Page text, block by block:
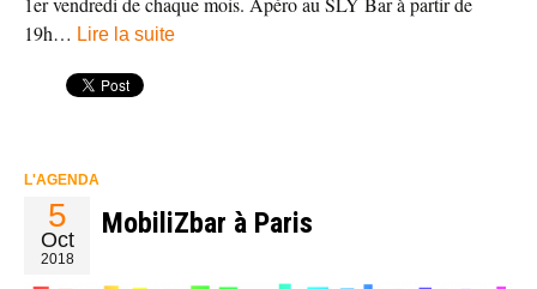
19h… Lire la suite
L'AGENDA
5
Oct
2018
MobiliZbar à Paris